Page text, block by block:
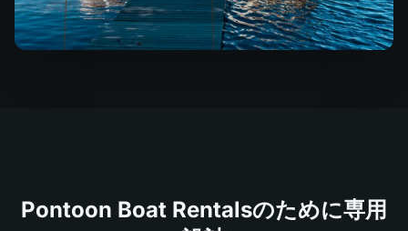
Pontoon Boat Rentalsのために専用